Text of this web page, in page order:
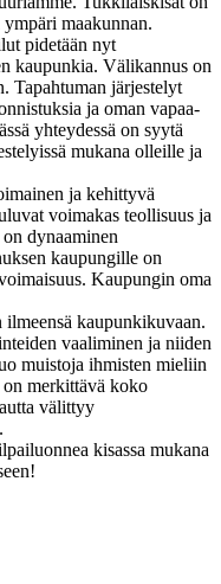
maakunnan.
pidetään nyt
kaupunkia. Välikannus on
Tapahtuman järjestelyt
ja oman vapaa-
yhteydessä on syytä
mukana olleille ja
ja kehittyvä
voimakas teollisuus ja
dynaaminen
kaupungille on
Kaupungin oma
kaupunkikuvaan.
vaaliminen ja niiden
muistoja ihmisten mieliin
merkittävä koko
välittyy
kisassa mukana